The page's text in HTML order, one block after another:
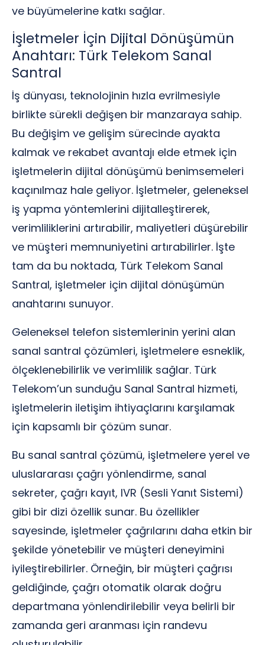
ve büyümelerine katkı sağlar.
İşletmeler İçin Dijital Dönüşümün
Anahtarı: Türk Telekom Sanal
Santral
İş dünyası, teknolojinin hızla evrilmesiyle
birlikte sürekli değişen bir manzaraya sahip.
Bu değişim ve gelişim sürecinde ayakta
kalmak ve rekabet avantajı elde etmek için
işletmelerin dijital dönüşümü benimsemeleri
kaçınılmaz hale geliyor. İşletmeler, geleneksel
iş yapma yöntemlerini dijitalleştirerek,
verimliliklerini artırabilir, maliyetleri düşürebilir
ve müşteri memnuniyetini artırabilirler. İşte
tam da bu noktada, Türk Telekom Sanal
Santral, işletmeler için dijital dönüşümün
anahtarını sunuyor.
Geleneksel telefon sistemlerinin yerini alan
sanal santral çözümleri, işletmelere esneklik,
ölçeklenebilirlik ve verimlilik sağlar. Türk
Telekom’un sunduğu Sanal Santral hizmeti,
işletmelerin iletişim ihtiyaçlarını karşılamak
için kapsamlı bir çözüm sunar.
Bu sanal santral çözümü, işletmelere yerel ve
uluslararası çağrı yönlendirme, sanal
sekreter, çağrı kayıt, IVR (Sesli Yanıt Sistemi)
gibi bir dizi özellik sunar. Bu özellikler
sayesinde, işletmeler çağrılarını daha etkin bir
şekilde yönetebilir ve müşteri deneyimini
iyileştirebilirler. Örneğin, bir müşteri çağrısı
geldiğinde, çağrı otomatik olarak doğru
departmana yönlendirilebilir veya belirli bir
zamanda geri aranması için randevu